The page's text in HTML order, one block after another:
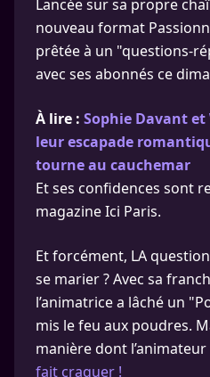
Lancée sur sa propre
nouveau format
prêtée à un "questions-
avec ses abonnés ce
À lire : Sophie Davant
leur escapade
tourne au cauchemar
Et ses confidences sont
magazine Ici Paris.
Et forcément, LA
se marier ? Avec sa
l’animatrice a lâché un
mis le feu aux poudres.
manière dont
fait craquer !